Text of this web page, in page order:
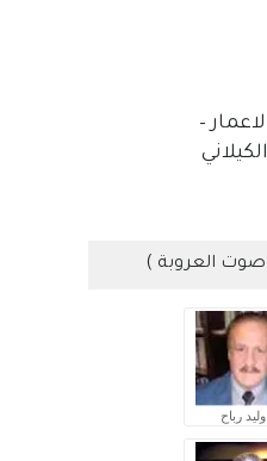
–
العروبة )
وليد رباح